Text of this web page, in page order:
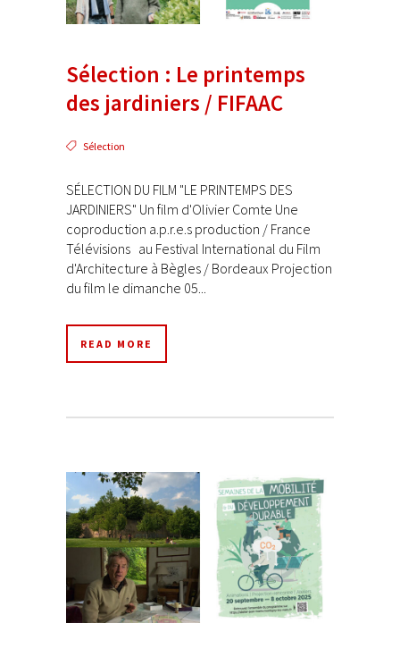
Sélection : Le printemps
des jardiniers / FIFAAC
Sélection
SÉLECTION DU FILM "LE PRINTEMPS DES
JARDINIERS" Un film d'Olivier Comte Une
coproduction a.p.r.e.s production / France
Télévisions au Festival International du Film
d'Architecture à Bègles / Bordeaux Projection
du film le dimanche 05...
READ MORE